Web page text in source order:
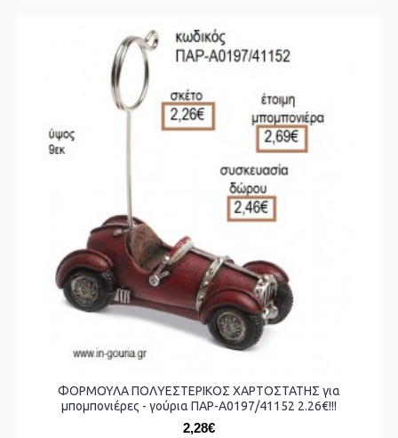
ΦΟΡΜΟΥΛΑ ΠΟΛΥΕΣΤΕΡΙΚΟΣ ΧΑΡΤΟΣΤΑΤΗΣ για
μπομπονιέρες - γούρια ΠΑΡ-Α0197/41152 2.26€!!!
2,28€